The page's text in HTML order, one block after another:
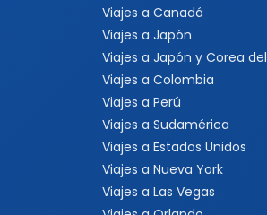
Viajes a Canadá
Viajes a Japón
Viajes a Japón y Corea
Viajes a Colombia
Viajes a Perú
Viajes a Sudamérica
Viajes a Estados Unidos
Viajes a Nueva York
Viajes a Las Vegas